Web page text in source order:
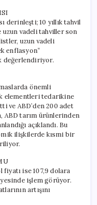
derinleşti; 10 yıllık tahvil
vadeli tahviller son
uzun vadeli
enflasyon”
değerlendiriyor.
önemli
elementleri tedarikine
ve ABD’den 200 adet
ABD tarım ürünlerinden
açıklandı. Bu
ilişkilerde kısmi bir
ise 107,9 dolara
işlem görüyor.
artışını